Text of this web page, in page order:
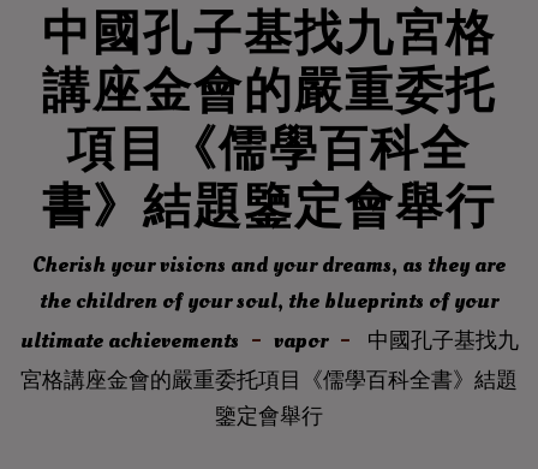
中國孔子基找九宮格
講座金會的嚴重委托
項目《儒學百科全
書》結題鑒定會舉行
Cherish your visions and your dreams, as they are
the children of your soul, the blueprints of your
ultimate achievements
vapor
中國孔子基找九
宮格講座金會的嚴重委托項目《儒學百科全書》結題
鑒定會舉行